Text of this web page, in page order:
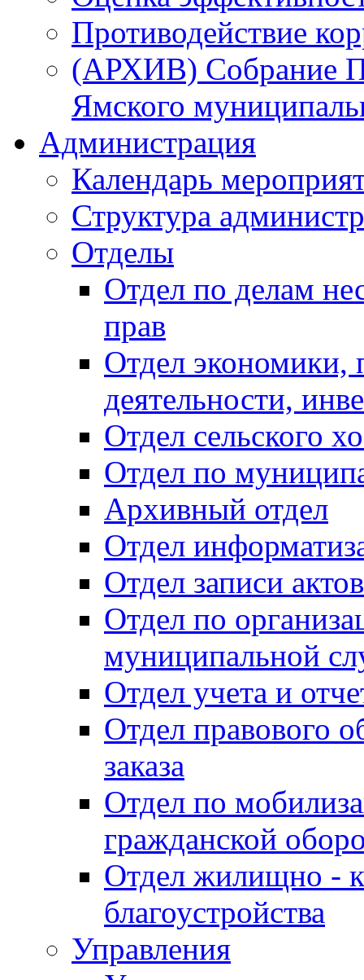
Противодействие
(АРХИВ) Собрание
Ямского
Администрация
Календарь
Структура
Отделы
Отдел по делам
прав
Отдел экономики,
деятельности,
Отдел сельского
Отдел по
Архивный отдел
Отдел
Отдел записи
Отдел по
муниципальной
Отдел учета и
Отдел правового
заказа
Отдел по
гражданской
Отдел жилищно -
благоустройства
Управления